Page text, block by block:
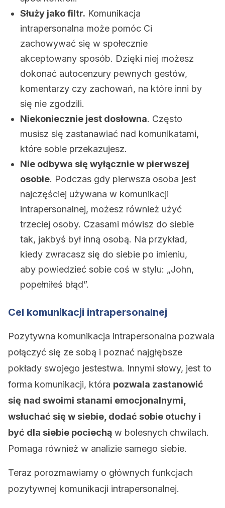
Służy jako filtr. Komunikacja
intrapersonalna może pomóc Ci
zachowywać się w społecznie
akceptowany sposób. Dzięki niej możesz
dokonać autocenzury pewnych gestów,
komentarzy czy zachowań, na które inni by
się nie zgodzili.
Niekoniecznie jest dosłowna. Często
musisz się zastanawiać nad komunikatami,
które sobie przekazujesz.
Nie odbywa się wyłącznie w pierwszej
osobie. Podczas gdy pierwsza osoba jest
najczęściej używana w komunikacji
intrapersonalnej, możesz również użyć
trzeciej osoby. Czasami mówisz do siebie
tak, jakbyś był inną osobą. Na przykład,
kiedy zwracasz się do siebie po imieniu,
aby powiedzieć sobie coś w stylu: „John,
popełniłeś błąd”.
Cel komunikacji intrapersonalnej
Pozytywna komunikacja intrapersonalna pozwala
połączyć się ze sobą i poznać najgłębsze
pokłady swojego jestestwa. Innymi słowy, jest to
forma komunikacji, która pozwala zastanowić
się nad swoimi stanami emocjonalnymi
wsłuchać się w siebie, dodać sobie otuchy i
być dla siebie pociechą w bolesnych chwilach.
Pomaga również w analizie samego siebie.
Teraz porozmawiamy o głównych funkcjach
pozytywnej komunikacji intrapersonalnej.